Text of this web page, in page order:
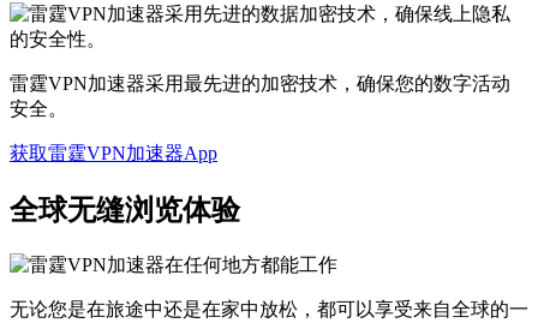
雷霆VPN加速器采用最先进的加密技术，确保您的数字活动
安全。
获取雷霆VPN加速器App
全球无缝浏览体验
无论您是在旅途中还是在家中放松，都可以享受来自全球的一